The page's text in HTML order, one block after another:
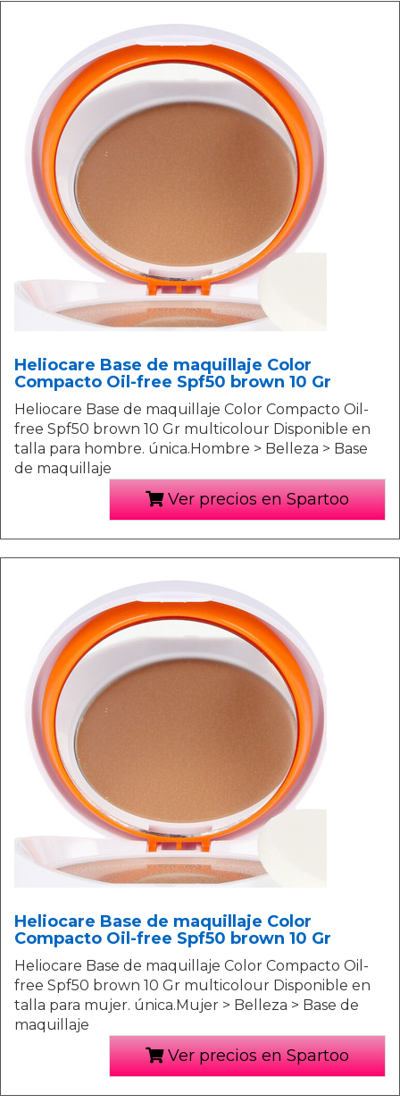
Heliocare Base de maquillaje Color
Compacto Oil-free Spf50 brown 10 Gr
Heliocare Base de maquillaje Color Compacto Oil-
free Spf50 brown 10 Gr multicolour Disponible en
talla para hombre. única.Hombre > Belleza > Base
de maquillaje
Ver precios en Spartoo
Heliocare Base de maquillaje Color
Compacto Oil-free Spf50 brown 10 Gr
Heliocare Base de maquillaje Color Compacto Oil-
free Spf50 brown 10 Gr multicolour Disponible en
talla para mujer. única.Mujer > Belleza > Base de
maquillaje
Ver precios en Spartoo